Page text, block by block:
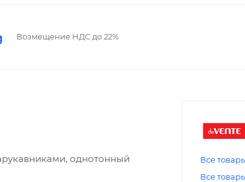
Возмещение НДС до 22%
однотонный
Все
Все